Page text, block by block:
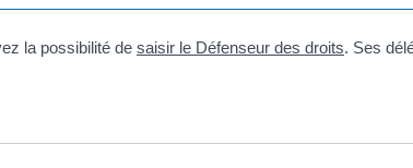
la possibilité de saisir le Défenseur des droits. Ses